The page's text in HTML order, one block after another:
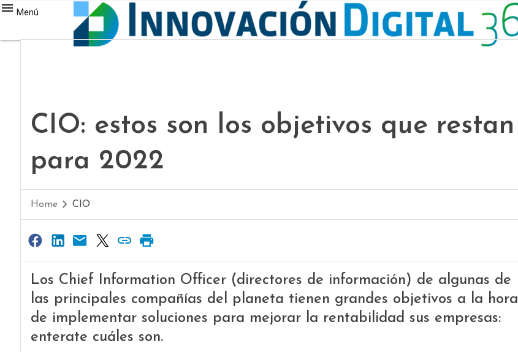
Menú
CIO: estos son los objetivos que restan
para 2022
Home CIO
Los Chief Information Officer (directores de información) de algunas de
las principales compañías del planeta tienen grandes objetivos a la hora
de implementar soluciones para mejorar la rentabilidad sus empresas:
enterate cuáles son.